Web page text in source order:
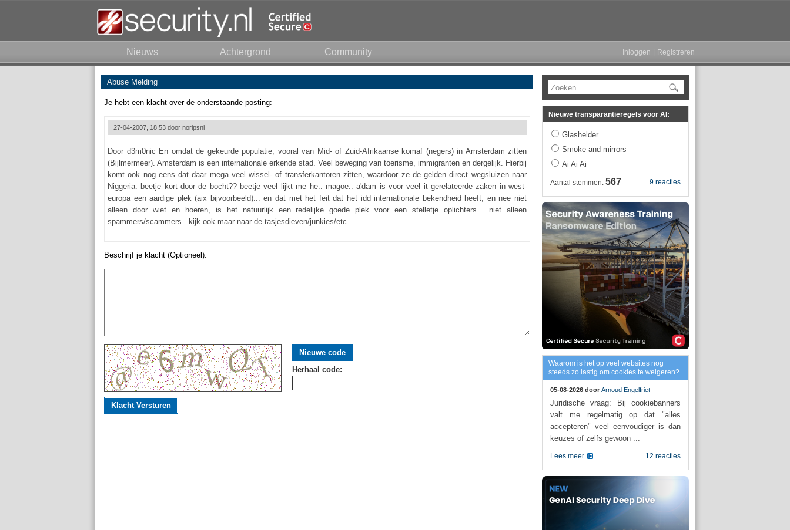
Nieuws Achtergrond Community Inloggen Registreren
Abuse Melding
Je hebt een klacht over de onderstaande posting:
27-04-2007, 18:53 door noripsni
Door d3m0nic En omdat de gekeurde populatie, vooral van Mid- of Zuid-Afrikaanse komaf (negers) in Amsterdam zitten
(Bijlmermeer). Amsterdam is een internationale erkende stad. Veel beweging van toerisme, immigranten en dergelijk. Hierbij
komt ook nog eens dat daar mega veel wissel- of transferkantoren zitten, waardoor ze de gelden direct wegsluizen naar
Niggeria. beetje kort door de bocht?? beetje veel lijkt me he.. magoe.. a'dam is voor veel it gerelateerde zaken in west-
europa een aardige plek (aix bijvoorbeeld)... en dat met het feit dat het idd internationale bekendheid heeft, en nee niet
alleen door wiet en hoeren, is het natuurlijk een redelijke goede plek voor een stelletje oplichters... niet alleen
spammers/scammers.. kijk ook maar naar de tasjesdieven/junkies/etc
Beschrijf je klacht (Optioneel):
Nieuwe code
Herhaal code:
Klacht Versturen
Zoeken
Nieuwe transparantieregels voor AI:
Glashelder
Smoke and mirrors
Ai Ai Ai
9 reacties
Aantal stemmen: 567
Waarom is het op veel websites nog
steeds zo lastig om cookies te weigeren?
05-08-2026 door Arnoud Engelfriet
Juridische vraag: Bij cookiebanners
valt me regelmatig op dat "alles
accepteren" veel eenvoudiger is dan
keuzes of zelfs gewoon ...
12 reacties
Lees meer